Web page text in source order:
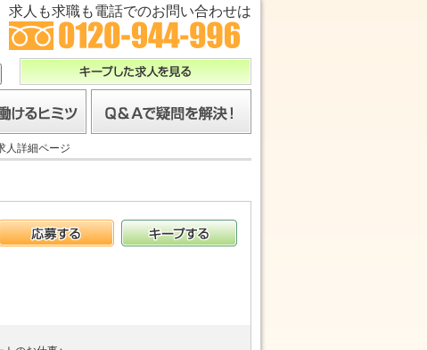
求人も求職も電話でのお問い合わせは
キープした求人を見る
ヒミツ
人詳細ページ